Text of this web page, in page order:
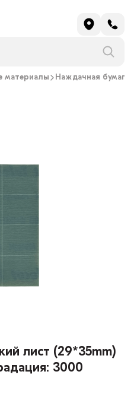
материалы Наждачная бумага
лист (29*35mm)
3000